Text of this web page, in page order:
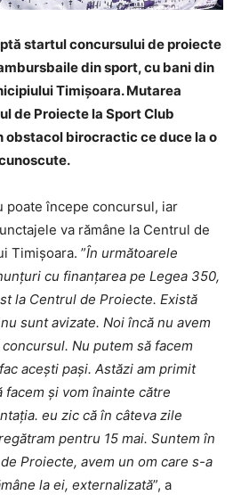
startul concursului de proiecte
din sport, cu bani din
Timișoara. Mutarea
de Proiecte la Sport Club
obstacol birocractic ce duce la o
poate începe concursul, iar
va rămâne la Centrul de
Timișoara. ”În următoarele
cu finanțarea pe Legea 350,
la Centrul de Proiecte. Există
sunt avizate. Noi încă nu avem
Nu putem să facem
acești pași. Astăzi am primit
facem și vom înainte către
eu zic că în câteva zile
pentru 15 mai. Suntem în
Proiecte, avem un om care s-a
la ei, externalizată”, a